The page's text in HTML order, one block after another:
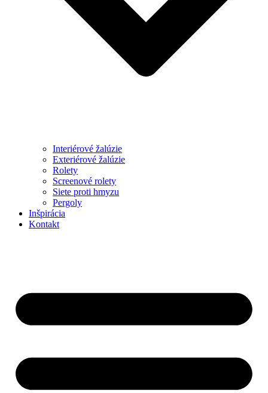
Interiérové žalúzie
Exteriérové žalúzie
Rolety
Screenové rolety
Siete proti hmyzu
Pergoly
Inšpirácia
Kontakt